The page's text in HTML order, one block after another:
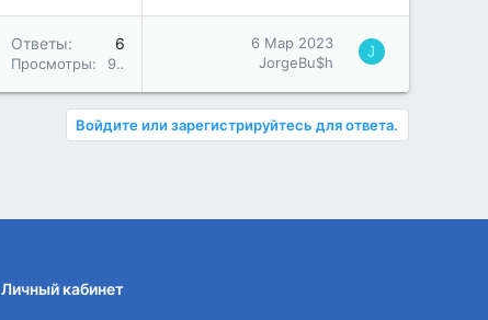
Ответы 6
Просмотры 985
6 Мар 2023
JorgeBu$h
J
Войдите или зарегистрируйтесь для ответа.
Личный кабинет